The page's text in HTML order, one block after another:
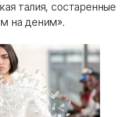
талия, состаренные
на деним».